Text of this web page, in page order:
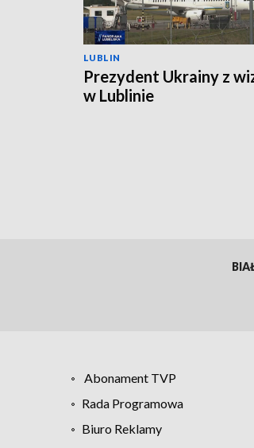
LUBLIN
Prezydent Ukrainy z
w Lublinie
Abonament TVP
Rada Programowa
Biuro Reklamy